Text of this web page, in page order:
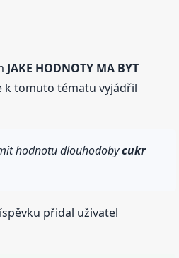
JAKE HODNOTY MA BYT
k tomuto tématu vyjádřil
hodnotu dlouhodobycukr
přidal uživatel